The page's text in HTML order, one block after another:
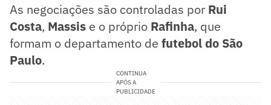
As negociações são controladas por Rui
Costa, Massis e o próprio Rafinha, que
formam o departamento de futebol do São
Paulo.
CONTINUA
APÓS A
PUBLICIDADE